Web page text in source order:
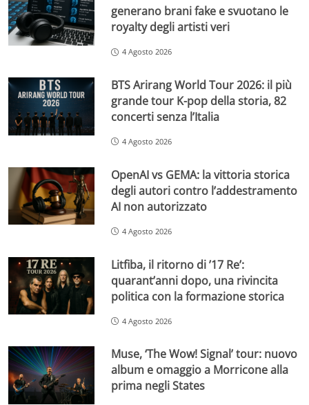
generano brani fake e svuotano le
royalty degli artisti veri
4 Agosto 2026
BTS Arirang World Tour 2026: il più
grande tour K-pop della storia, 82
concerti senza l’Italia
4 Agosto 2026
OpenAI vs GEMA: la vittoria storica
degli autori contro l’addestramento
AI non autorizzato
4 Agosto 2026
Litfiba, il ritorno di ’17 Re’:
quarant’anni dopo, una rivincita
politica con la formazione storica
4 Agosto 2026
Muse, ‘The Wow! Signal’ tour: nuovo
album e omaggio a Morricone alla
prima negli States